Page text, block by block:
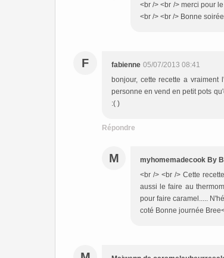
<br /> <br /> merci pour
<br /> <br /> Bonne
F fabienne 05/07/2013 08:41
bonjour, cette recette a
personne en vend en petit pots
:( )
Répondre
M myhomemadecook By
<br /> <br /> Cette
aussi le faire au
pour faire caramel.....
coté Bonne journée